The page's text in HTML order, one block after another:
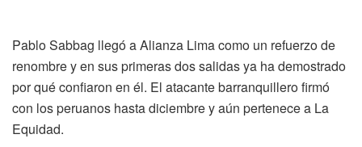
Pablo Sabbag llegó a Alianza Lima como un refuerzo de
renombre y en sus primeras dos salidas ya ha demostrado
por qué confiaron en él. El atacante barranquillero firmó
con los peruanos hasta diciembre y aún pertenece a La
Equidad.